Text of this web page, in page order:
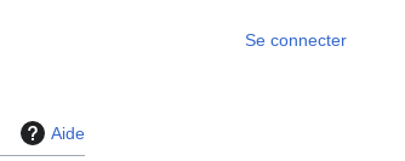
Se connecter
Aide